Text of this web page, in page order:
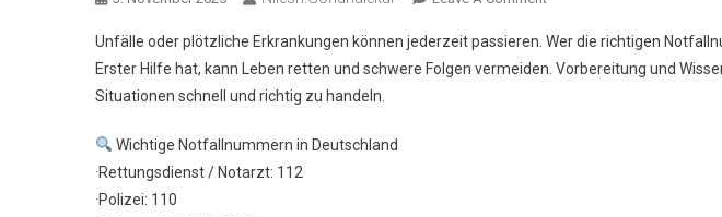
&
Erste
Unfälle oder plötzliche Erkrankungen können jederzeit passieren. Wer die richtigen
Erster Hilfe hat, kann Leben retten und schwere Folgen vermeiden. Vorbereitung und
Situationen schnell und richtig zu handeln.
Wichtige Notfallnummern in Deutschland
·Rettungsdienst / Notarzt: 112
·Polizei: 110